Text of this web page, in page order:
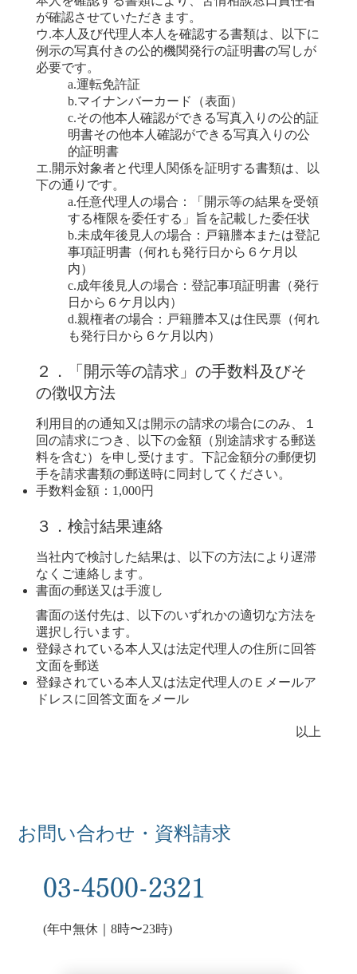
が確認させていただきます。
ウ.本人及び代理人本人を確認する書類は、以下に
例示の写真付きの公的機関発行の証明書の写しが
必要です。
a.運転免許証
b.マイナンバーカード（表面）
c.​その他本人確認ができる写真入りの公的証
明書その他本人確認ができる写真入りの公
的証明書
エ.開示対象者と代理人関係を証明する書類は、以
下の通りです。
a.任意代理人の場合：「開示等の結果を受領
する権限を委任する」旨を記載した委任状
b.未成年後見人の場合：戸籍謄本または登記
事項証明書（何れも発行日から６ケ月以
内）
c.成年後見人の場合：登記事項証明書（発行
日から６ケ月以内）
d.親権者の場合：戸籍謄本又は住民票（何れ
も発行日から６ケ月以内）
２．「開示等の請求」の手数料及びそ
の徴収方法
利用目的の通知又は開示の請求の場合にのみ、１
回の請求につき、以下の金額（別途請求する郵送
料を含む）を申し受けます。下記金額分の郵便切
手を請求書類の郵送時に同封してください。
手数料金額：1,000円
３．検討結果連絡
当社内で検討した結果は、以下の方法により遅滞
なくご連絡します。
書面の郵送又は手渡し
書面の送付先は、以下のいずれかの適切な方法を
選択し行います。
登録されている本人又は法定代理人の住所に回答
文面を郵送
登録されている本人又は法定代理人のＥメールア
ドレスに回答文面をメール
以上
お問い合わせ・資料請求
03-4500-2321
(年中無休｜8時〜23時)